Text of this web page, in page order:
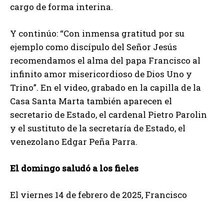
cargo de forma interina.
Y continúo: “Con inmensa gratitud por su
ejemplo como discípulo del Señor Jesús
recomendamos el alma del papa Francisco al
infinito amor misericordioso de Dios Uno y
Trino”. En el video, grabado en la capilla de la
Casa Santa Marta también aparecen el
secretario de Estado, el cardenal Pietro Parolin
y el sustituto de la secretaría de Estado, el
venezolano Edgar Peña Parra.
El domingo saludó a los fieles
El viernes 14 de febrero de 2025, Francisco